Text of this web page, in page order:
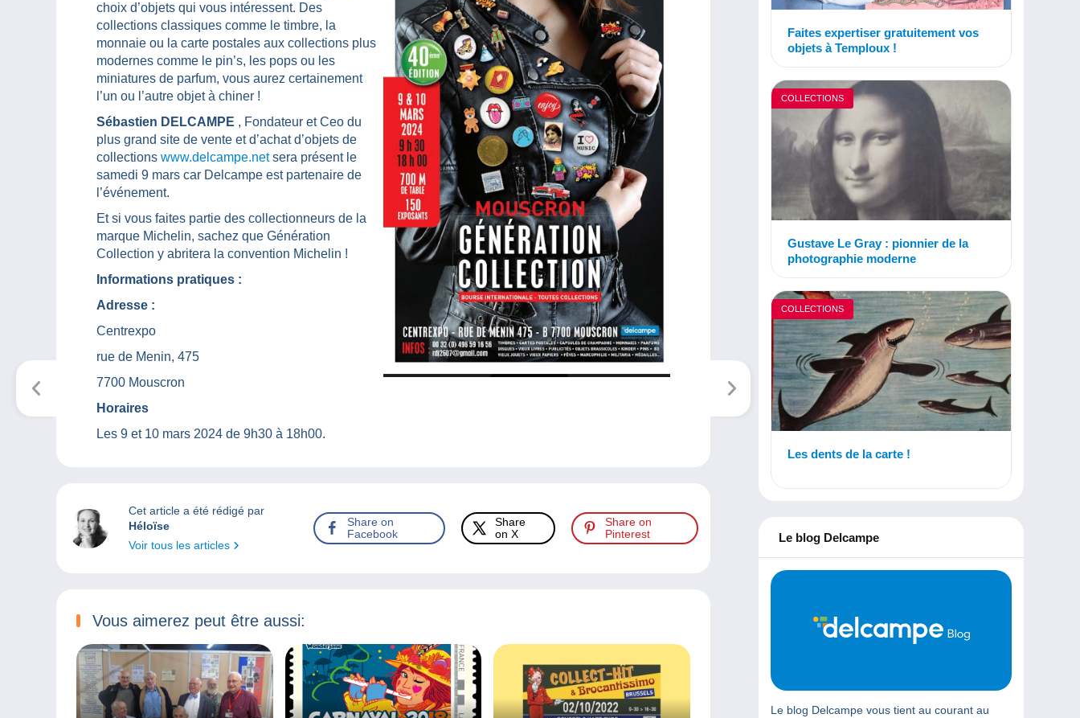
choix d’objets qui vous intéressent. Des
collections classiques comme le timbre, la
monnaie ou la carte postales aux collections plus
modernes comme le pin’s, les pops ou les
miniatures de parfum, vous aurez certainement
l’un ou l’autre objet à chiner !
Sébastien DELCAMPE , Fondateur et Ceo du
plus grand site de vente et d’achat d’objets de
collections www.delcampe.netsera présent le
samedi 9 mars car Delcampe est partenaire de
l’événement.
Et si vous faites partie des collectionneurs de la
marque Michelin, sachez que Génération
Collection y abritera la convention Michelin !
Informations pratiques :
Adresse :
Centrexpo
rue de Menin, 475
7700 Mouscron
Horaires
Les 9 et 10 mars 2024 de 9h30 à 18h00.
Cet article a été rédigé par
Héloïse
Voir tous les articles
Share on
Facebook
Share
on X
Share on
Pinterest
Vous aimerez peut être aussi:
Faites expertiser gratuitement vos
objets à Temploux !
COLLECTIONS
Gustave Le Gray : pionnier de la
photographie moderne
COLLECTIONS
Les dents de la carte !
Le blog Delcampe
Le blog Delcampe vous tient au courant au